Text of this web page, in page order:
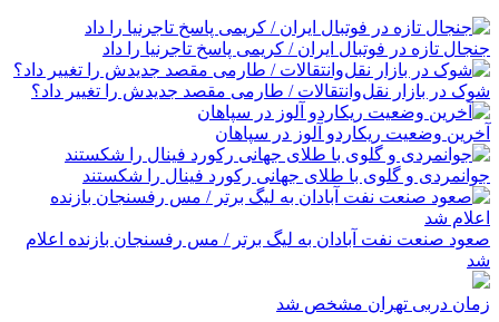
جنجال تازه در فوتبال ایران / کریمی پاسخ تاجرنیا را داد
شوک در بازار نقل‌وانتقالات / طارمی مقصد جدیدش را تغییر داد؟
آخرین وضعیت ریکاردو آلوز در سپاهان
جوانمردی و گلوی با طلای جهانی رکورد فینال را شکستند
صعود صنعت نفت آبادان به لیگ برتر / مس رفسنجان بازنده اعلام
شد
زمان دربی تهران مشخص شد